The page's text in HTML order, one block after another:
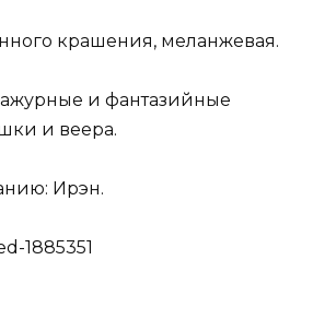
крашения, меланжевая.
и фантазийные
и веера.
Ирэн.